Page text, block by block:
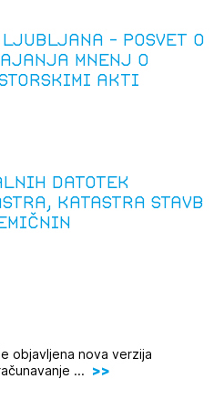
- posvet o
mnenj o
akti
datotek
katastra stavb
objavljena nova verzija
...